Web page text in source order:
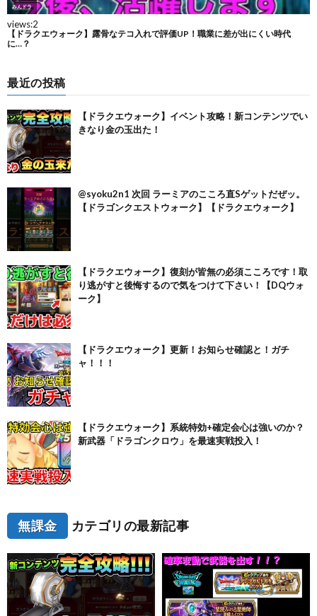
最近の投稿
【ドラクエウォーク】イベント攻略！新コンテンツでい
きなり金の玉出た！
@syoku2n1 次回 ラーミアのこころ直Sゲットだぜッ。
【ドラゴンクエストウォーク】【ドラクエウォーク】
【ドラクエウォーク】復刻が皆無の必須こころです！取
り逃がすと後悔するので気をつけて下さい！【DQウォ
ーク】
【ドラクエウォーク】更新！お知らせ確認と！ガチ
ャ！！！
【ドラクエウォーク】系統特効+確定会心は強いのか？
新武器「ドラゴンクロウ」を最速実戦投入！
無課金 カテゴリの最新記事